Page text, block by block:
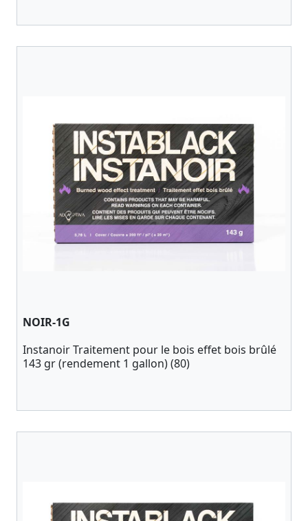
NOIR-1G
Instanoir Traitement pour le bois effet bois brûlé
143 gr (rendement 1 gallon) (80)